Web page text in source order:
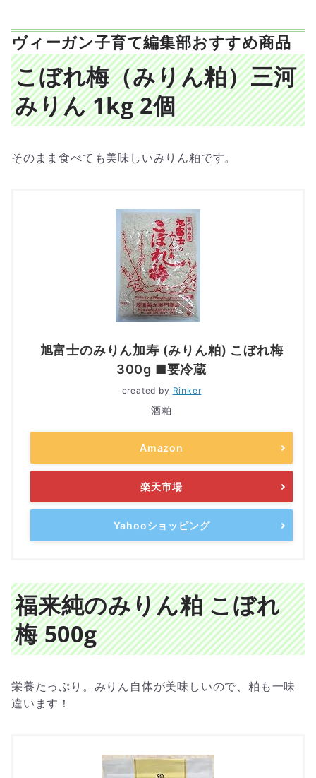
ヴィーガン子育て編集部おすすめ商品
こぼれ梅（みりん粕）三河
みりん 1kg 2個
そのまま食べても美味しいみりん粕です。
旭富士のみりん加寿 (みりん粕) こぼれ梅
300g ■要冷蔵
created by Rinker
酒粕
Amazon
楽天市場
Yahooショッピング
福来純のみりん粕 こぼれ
梅 500g
栄養たっぷり。みりん自体が美味しいので、粕も一味
違います！